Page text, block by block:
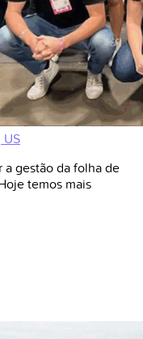
US
a gestão da folha de
temos mais